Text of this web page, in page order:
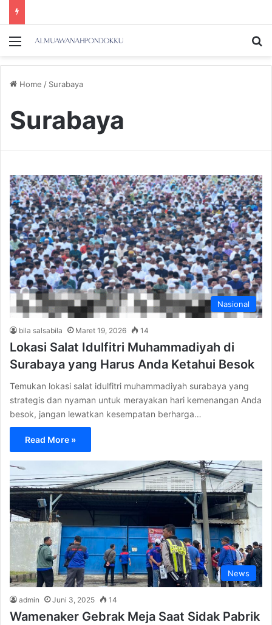
Menu
Home / Surabaya
Surabaya
Nasional
bila salsabila Maret 19, 2026 14
Lokasi Salat Idulfitri Muhammadiyah di
Surabaya yang Harus Anda Ketahui Besok
Temukan lokasi salat idulfitri muhammadiyah surabaya yang
strategis dan nyaman untuk merayakan hari kemenangan Anda
besok, jangan lewatkan kesempatan berharga…
Read More »
News
admin Juni 3, 2025 14
Wamenaker Gebrak Meja Saat Sidak Pabrik